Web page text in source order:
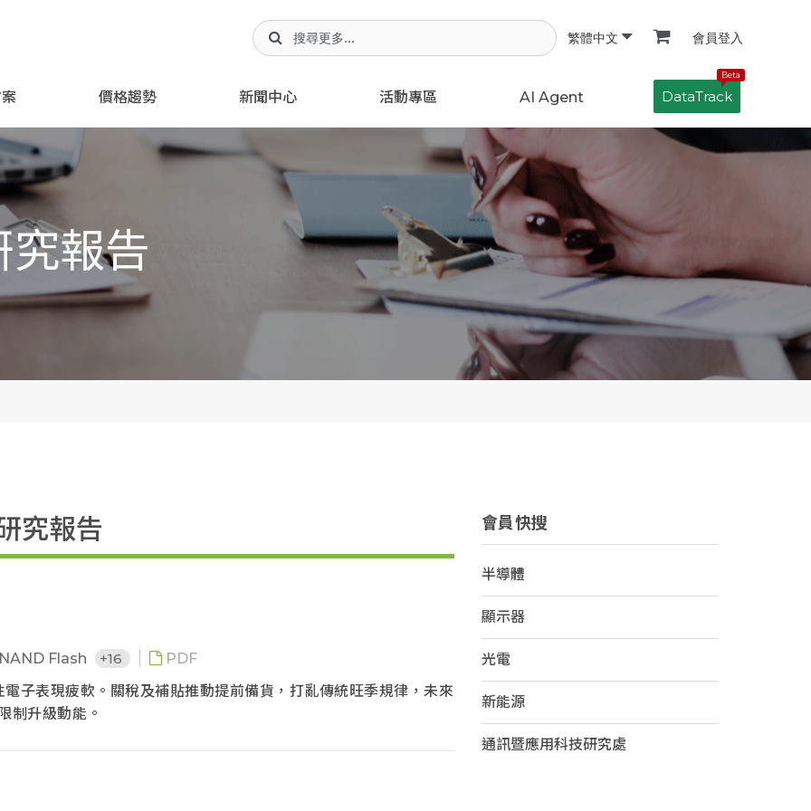
繁體中文 會員登入
價格趨勢 新聞中心 活動專區 AI Agent
Beta
DataTrack
報告
究報告
NAND Flash +16
PDF
子表現疲軟。關稅及補貼推動提前備貨，打亂傳統旺季規律，未來
制升級動能。
會員快搜
半導體
顯示器
光電
新能源
通訊暨應用科技研究處